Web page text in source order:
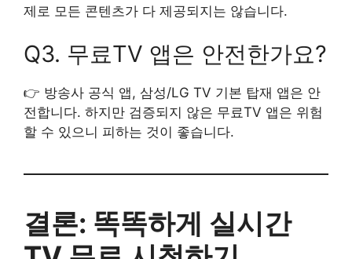
제로 모든 콘텐츠가 다 제공되지는 않습니다.
Q3. 무료TV 앱은 안전한가요?
👉 방송사 공식 앱, 삼성/LG TV 기본 탑재 앱은 안
전합니다. 하지만 검증되지 않은 무료TV 앱은 위험
할 수 있으니 피하는 것이 좋습니다.
결론: 똑똑하게 실시간